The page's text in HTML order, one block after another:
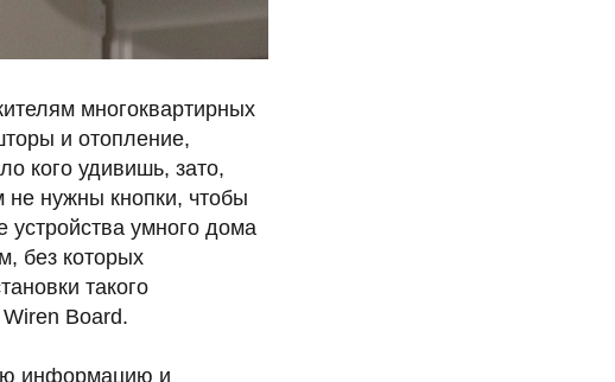
многоквартирных
и отопление,
кого удивишь, зато,
нужны кнопки, чтобы
умного дома
без которых
такого
Board.
информацию и